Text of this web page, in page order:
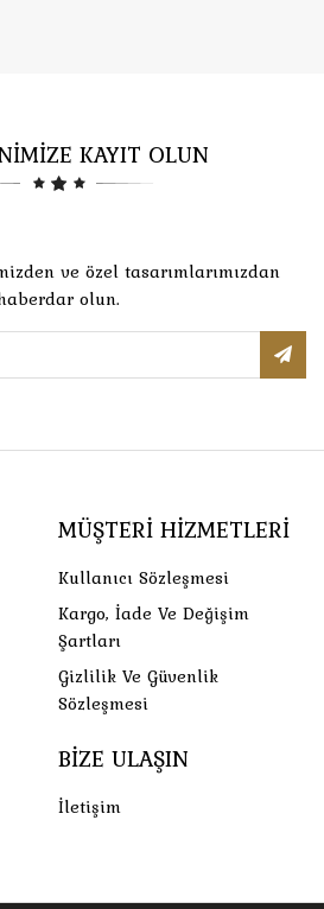
KAYIT OLUN
ve özel tasarımlarımızdan
olun.
MÜŞTERI HIZMETLERI
Kullanıcı Sözleşmesi
Kargo, İade Ve Değişim
Şartları
Gizlilik Ve Güvenlik
Sözleşmesi
BIZE ULAŞIN
İletişim